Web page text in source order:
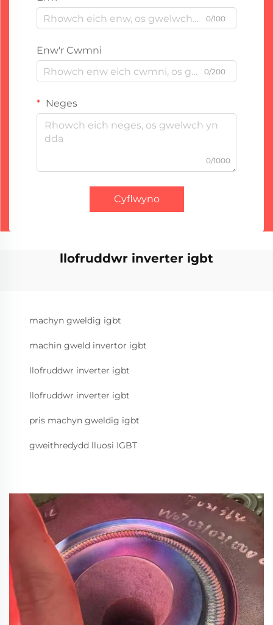
0/100
Enw'r Cwmni
0/200
Neges
0/1000
Cyflwyno
llofruddwr inverter igbt
machyn gweldig igbt
machin gweld invertor igbt
llofruddwr inverter igbt
llofruddwr inverter igbt
pris machyn gweldig igbt
gweithredydd lluosi IGBT